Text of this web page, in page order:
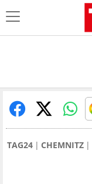
TAG24 CHEMNITZ